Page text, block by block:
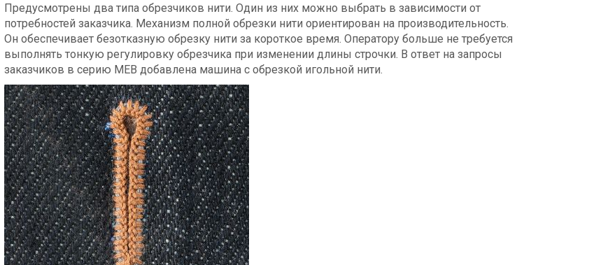
Предусмотрены два типа обрезчиков нити. Один из них можно выбрать в зависимости от
потребностей заказчика. Механизм полной обрезки нити ориентирован на производительность.
Он обеспечивает безотказную обрезку нити за короткое время. Оператору больше не требуется
выполнять тонкую регулировку обрезчика при изменении длины строчки. В ответ на запросы
заказчиков в серию MEB добавлена машина с обрезкой игольной нити.